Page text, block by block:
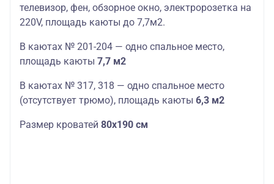
телевизор, фен, обзорное окно, электророзетка на
220V, площадь каюты до 7,7м2.
В каютах № 201-204 — одно спальное место,
площадь каюты 7,7 м2
В каютах № 317, 318 — одно спальное место
(отсутствует трюмо), площадь каюты 6,3 м2
Размер кроватей 80х190 см